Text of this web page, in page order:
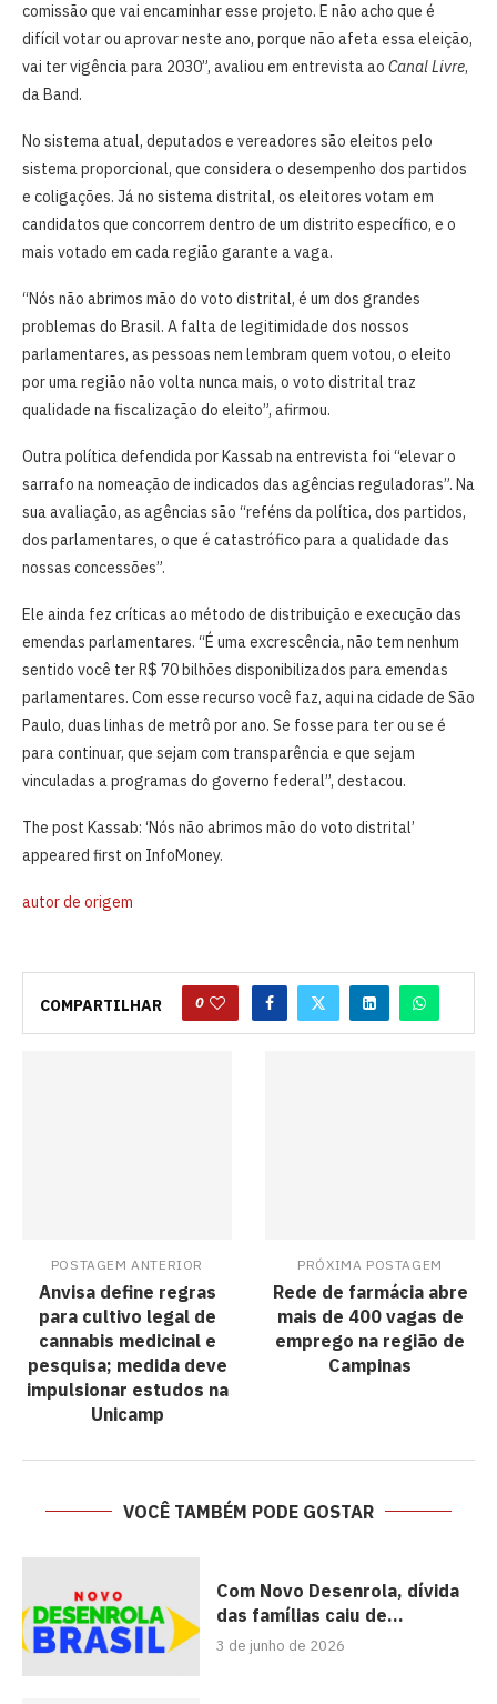
comissão que vai encaminhar esse projeto. E não acho que é
difícil votar ou aprovar neste ano, porque não afeta essa eleição,
vai ter vigência para 2030”, avaliou em entrevista ao Canal Livre,
da Band.
No sistema atual, deputados e vereadores são eleitos pelo
sistema proporcional, que considera o desempenho dos partidos
e coligações. Já no sistema distrital, os eleitores votam em
candidatos que concorrem dentro de um distrito específico, e o
mais votado em cada região garante a vaga.
“Nós não abrimos mão do voto distrital, é um dos grandes
problemas do Brasil. A falta de legitimidade dos nossos
parlamentares, as pessoas nem lembram quem votou, o eleito
por uma região não volta nunca mais, o voto distrital traz
qualidade na fiscalização do eleito”, afirmou.
Outra política defendida por Kassab na entrevista foi “elevar o
sarrafo na nomeação de indicados das agências reguladoras”. Na
sua avaliação, as agências são “reféns da política, dos partidos,
dos parlamentares, o que é catastrófico para a qualidade das
nossas concessões”.
Ele ainda fez críticas ao método de distribuição e execução das
emendas parlamentares. “É uma excrescência, não tem nenhum
sentido você ter R$ 70 bilhões disponibilizados para emendas
parlamentares. Com esse recurso você faz, aqui na cidade de São
Paulo, duas linhas de metrô por ano. Se fosse para ter ou se é
para continuar, que sejam com transparência e que sejam
vinculadas a programas do governo federal”, destacou.
The post Kassab: ‘Nós não abrimos mão do voto distrital’
appeared first on InfoMoney.
autor de origem
COMPARTILHAR 0
POSTAGEM ANTERIOR
Anvisa define regras
para cultivo legal de
cannabis medicinal e
pesquisa; medida deve
impulsionar estudos na
Unicamp
PRÓXIMA POSTAGEM
Rede de farmácia abre
mais de 400 vagas de
emprego na região de
Campinas
VOCÊ TAMBÉM PODE GOSTAR
Com Novo Desenrola, dívida
das famílias caiu de...
3 de junho de 2026